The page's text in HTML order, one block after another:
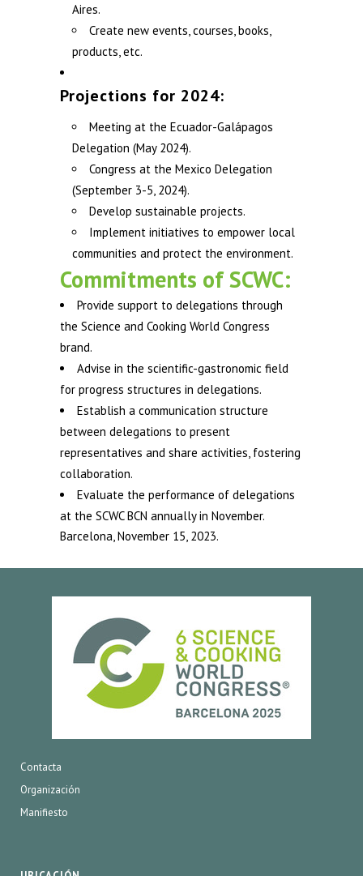
Aires.
Create new events, courses, books,
products, etc.
Projections for 2024:
Meeting at the Ecuador-Galápagos
Delegation (May 2024).
Congress at the Mexico Delegation
(September 3-5, 2024).
Develop sustainable projects.
Implement initiatives to empower local
communities and protect the environment.
Commitments of SCWC:
Provide support to delegations through
the Science and Cooking World Congress
brand.
Advise in the scientific-gastronomic field
for progress structures in delegations.
Establish a communication structure
between delegations to present
representatives and share activities, fostering
collaboration.
Evaluate the performance of delegations
at the SCWC BCN annually in November.
Barcelona, November 15, 2023.
Contacta
Organización
Manifiesto